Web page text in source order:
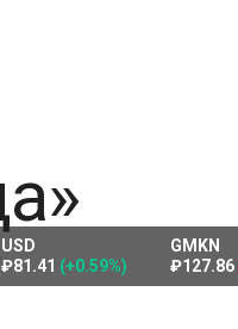
USD
₽81.41 (+0.59%)
GMKN
₽127.86